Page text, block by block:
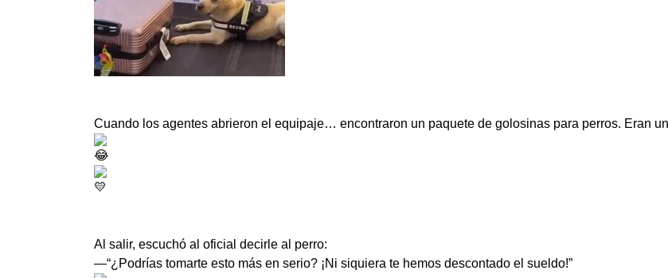
Cuando los agentes abrieron el equipaje… encontraron un paquete de golosinas para perros. Eran
Al salir, escuchó al oficial decirle al perro:
—“¿Podrías tomarte esto más en serio? ¡Ni siquiera te hemos descontado el sueldo!”